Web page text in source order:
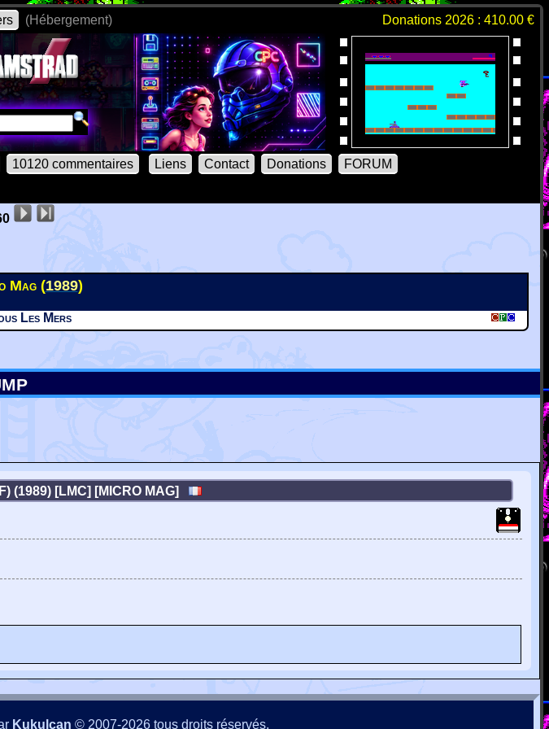
(Hébergement) Donations 2026 : 410.00 €
10120 commentaires Liens Contact Donations
FORUM
Mag (1989)
Les Mers
(1989) [LMC] [MICRO MAG]
Kukulcan © 2007-2026 tous droits réservés.